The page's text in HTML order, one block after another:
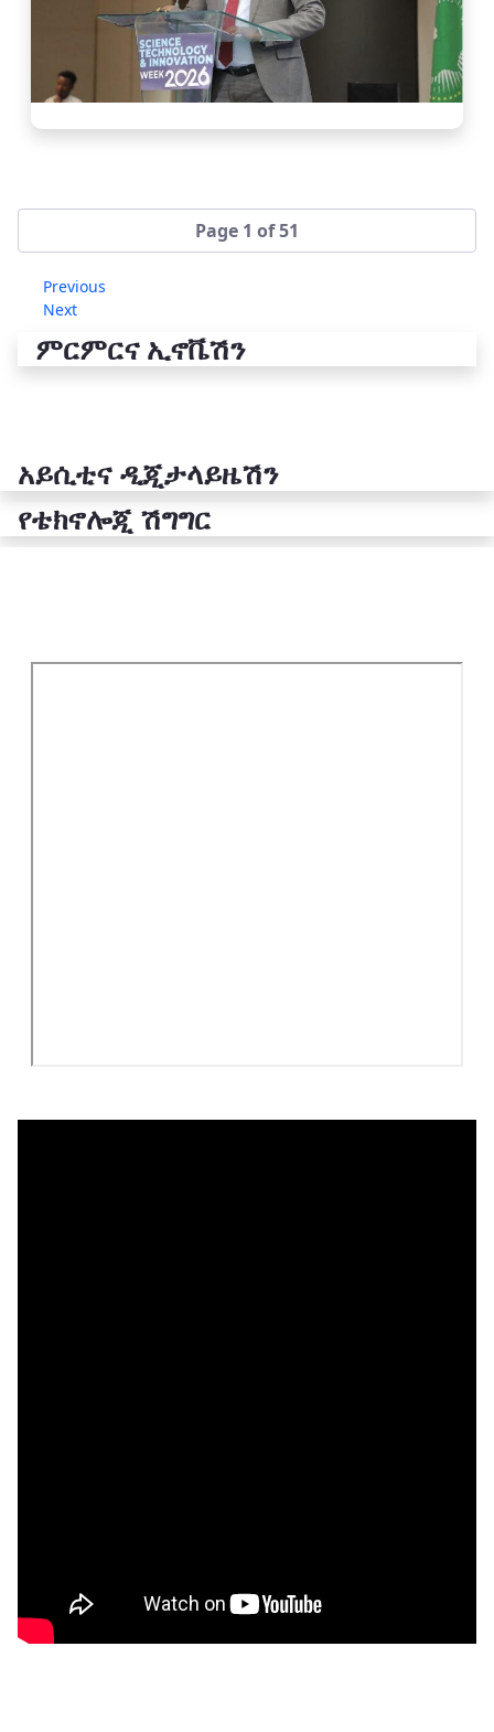
Page 1 of 51
Previous
Next
ምርምርና ኢኖቬሽን
አይሲቲና ዲጂታላይዜሽን
የቴክኖሎጂ ሽግግር